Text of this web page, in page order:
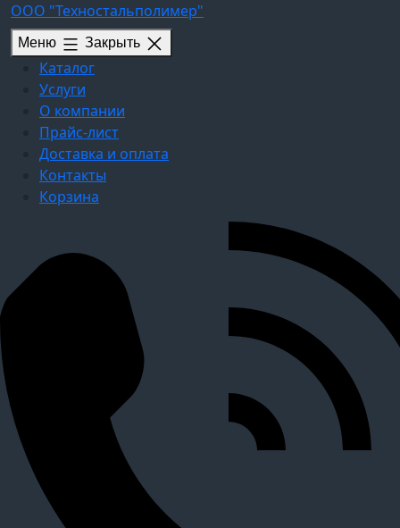
Перейти
содержимому
ООО "Техностальполимер"
Меню Закрыть
Каталог
Услуги
О компании
Прайс-лист
Доставка и оплата
Контакты
Корзина